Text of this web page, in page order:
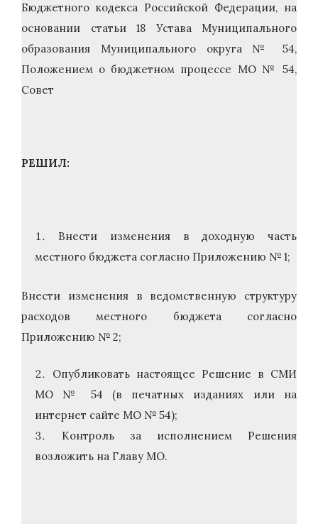
Бюджетного кодекса Российской Федерации, на
основании статьи 18 Устава Муниципального
образования Муниципального округа № 54,
Положением о бюджетном процессе МО № 54,
Совет
РЕШИЛ:
Внести изменения в доходную часть
местного бюджета согласно Приложению № 1;
Внести изменения в ведомственную структуру
расходов местного бюджета согласно
Приложению № 2;
Опубликовать настоящее Решение в СМИ
МО № 54 (в печатных изданиях или на
интернет сайте МО № 54);
Контроль за исполнением Решения
возложить на Главу МО.